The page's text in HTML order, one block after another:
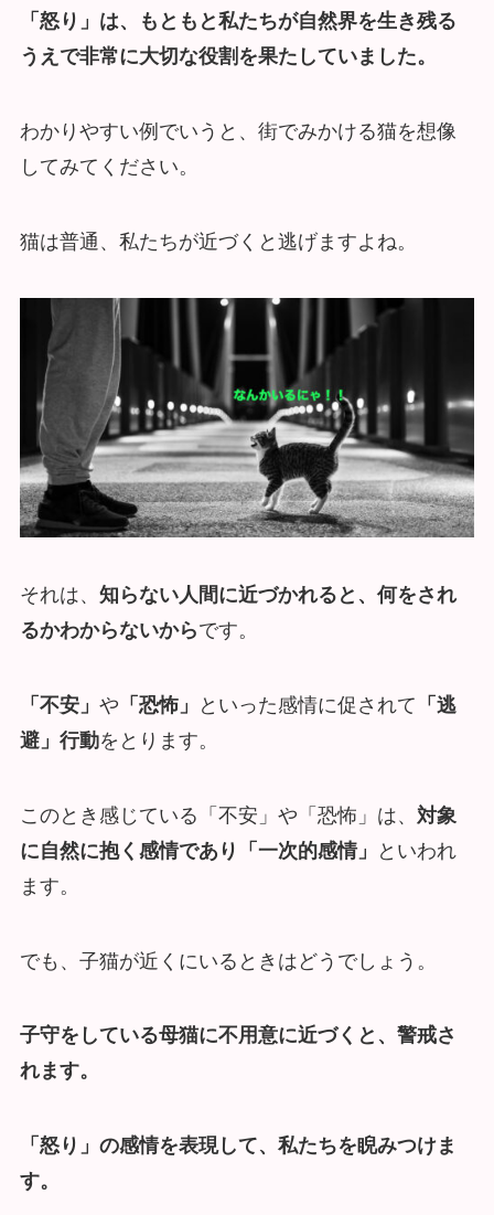
「怒り」は、もともと私たちが自然界を生き残る
うえで非常に大切な役割を果たしていました。
わかりやすい例でいうと、街でみかける猫を想像
してみてください。
猫は普通、私たちが近づくと逃げますよね。
それは、 知らない人間に近づかれると、何をされ
るかわからないからです。
「不安」 や 「恐怖」 といった感情に促されて 「逃
避」行動をとります。
このとき感じている「不安」や「恐怖」は、 対象
に自然に抱く感情であり「一次的感情」
といわれ
ます。
でも、子猫が近くにいるときはどうでしょう。
子守をしている母猫に不用意に近づくと、警戒さ
れます。
「怒り」の感情を表現して、私たちを睨みつけま
す。